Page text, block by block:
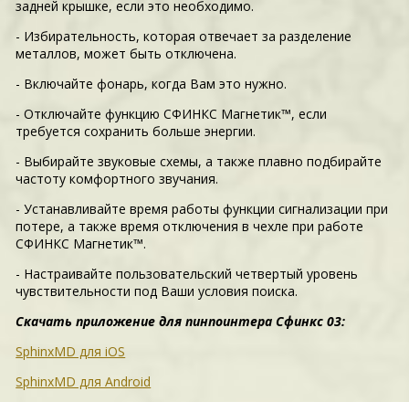
задней крышке, если это необходимо.
- Избирательность, которая отвечает за разделение
металлов, может быть отключена.
- Включайте фонарь, когда Вам это нужно.
- Отключайте функцию СФИНКС Магнетик™, если
требуется сохранить больше энергии.
- Выбирайте звуковые схемы, а также плавно подбирайте
частоту комфортного звучания.
- Устанавливайте время работы функции сигнализации при
потере, а также время отключения в чехле при работе
СФИНКС Магнетик™.
- Настраивайте пользовательский четвертый уровень
чувствительности под Ваши условия поиска.
Скачать приложение для пинпоинтера Сфинкс 03:
SphinxMD для iOS
SphinxMD для Android